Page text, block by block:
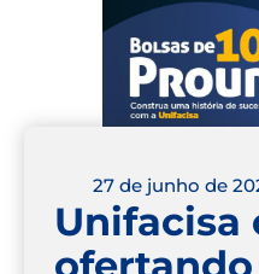
27 de junho de
Unifacisa